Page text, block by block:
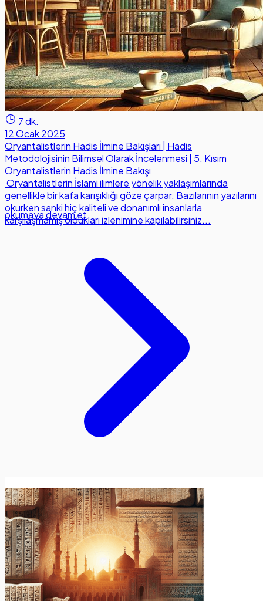
7 dk.
12 Ocak 2025
Oryantalistlerin Hadis İlmine Bakışları | Hadis
Metodolojisinin Bilimsel Olarak İncelenmesi | 5. Kısım
Oryantalistlerin Hadis İlmine Bakışı
Oryantalistlerin İslami ilimlere yönelik yaklaşımlarında
genellikle bir kafa karışıklığı göze çarpar. Bazılarının yazılarını
okurken sanki hiç kaliteli ve donanımlı insanlarla
karşılaşmamış oldukları izlenimine kapılabilirsiniz...
okumaya devam et